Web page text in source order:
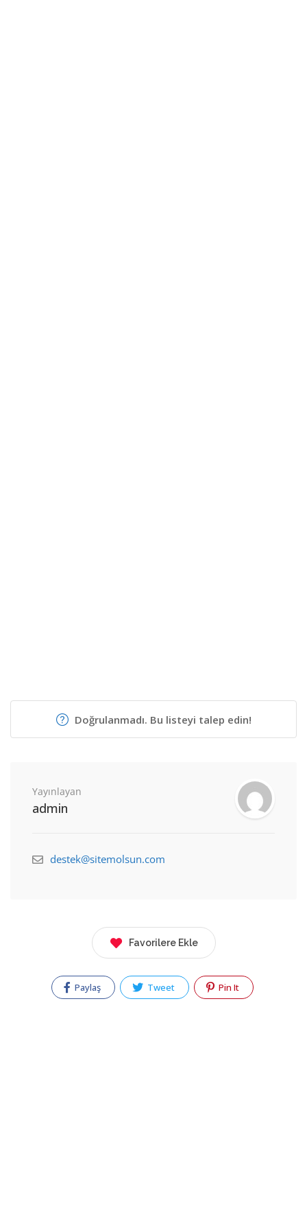
Doğrulanmadı. Bu listeyi talep edin!
Yayınlayan
admin
destek@sitemolsun.com
Favorilere Ekle
Paylaş Tweet Pin It